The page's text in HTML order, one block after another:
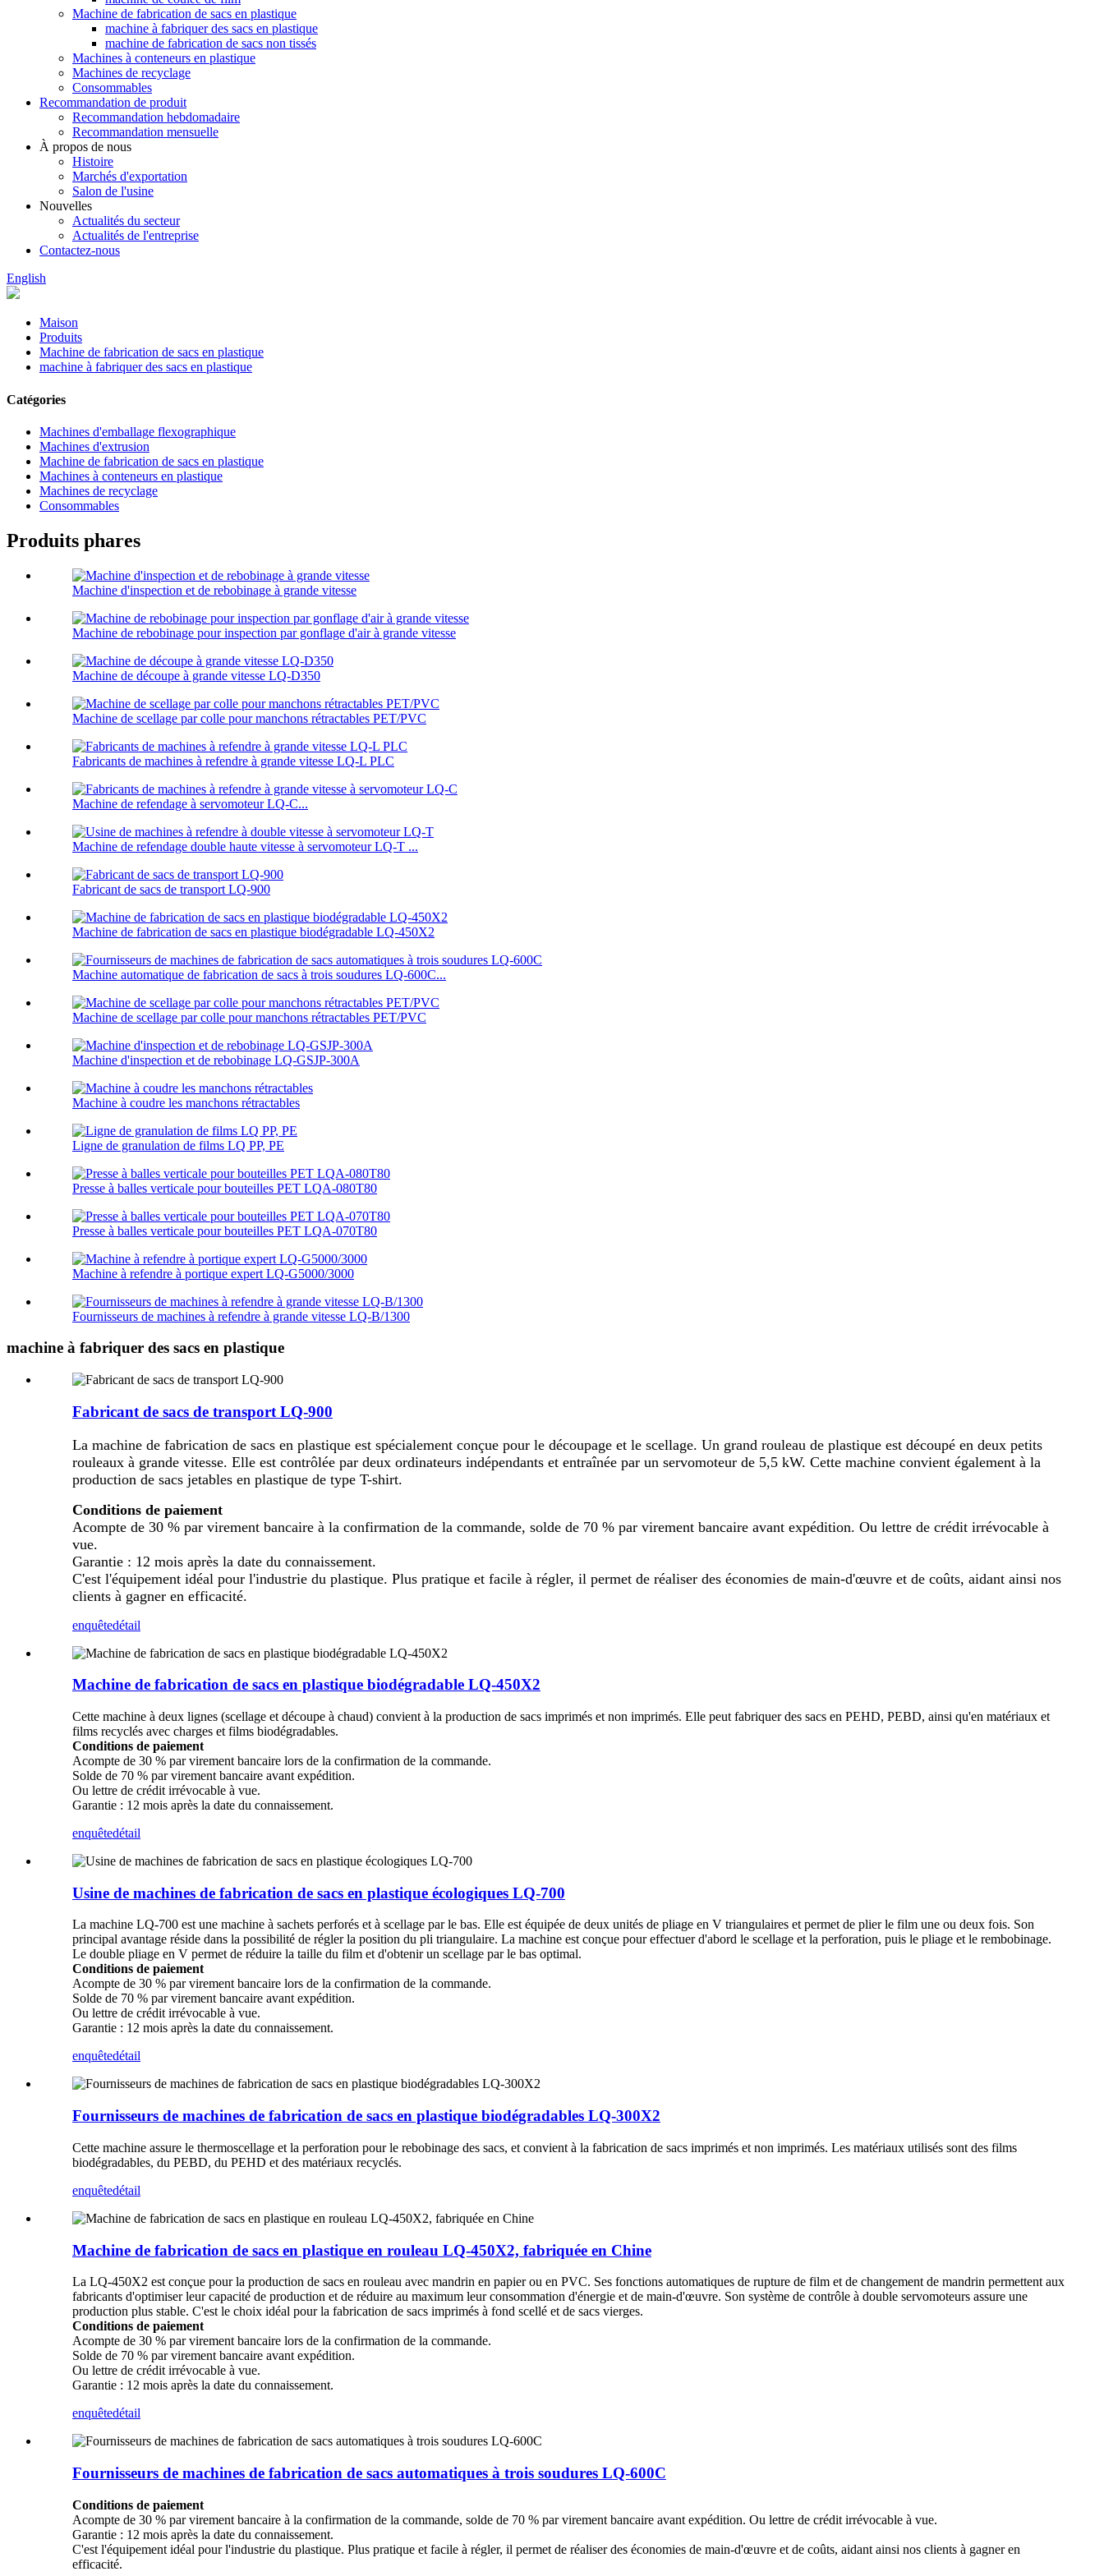
Machine de fabrication de sacs en plastique
machine à fabriquer des sacs en plastique
machine de fabrication de sacs non tissés
Machines à conteneurs en plastique
Machines de recyclage
Consommables
Recommandation de produit
Recommandation hebdomadaire
Recommandation mensuelle
À propos de nous
Histoire
Marchés d'exportation
Salon de l'usine
Nouvelles
Actualités du secteur
Actualités de l'entreprise
Contactez-nous
English
Maison
Produits
Machine de fabrication de sacs en plastique
machine à fabriquer des sacs en plastique
Catégories
Machines d'emballage flexographique
Machines d'extrusion
Machine de fabrication de sacs en plastique
Machines à conteneurs en plastique
Machines de recyclage
Consommables
Produits phares
Machine d'inspection et de rebobinage à grande vitesse
Machine de rebobinage pour inspection par gonflage d'air à grande vitesse
Machine de découpe à grande vitesse LQ-D350
Machine de scellage par colle pour manchons rétractables PET/PVC
Fabricants de machines à refendre à grande vitesse LQ-L PLC
Machine de refendage à servomoteur LQ-C...
Machine de refendage double haute vitesse à servomoteur LQ-T ...
Fabricant de sacs de transport LQ-900
Machine de fabrication de sacs en plastique biodégradable LQ-450X2
Machine automatique de fabrication de sacs à trois soudures LQ-600C...
Machine de scellage par colle pour manchons rétractables PET/PVC
Machine d'inspection et de rebobinage LQ-GSJP-300A
Machine à coudre les manchons rétractables
Ligne de granulation de films LQ PP, PE
Presse à balles verticale pour bouteilles PET LQA-080T80
Presse à balles verticale pour bouteilles PET LQA-070T80
Machine à refendre à portique expert LQ-G5000/3000
Fournisseurs de machines à refendre à grande vitesse LQ-B/1300
machine à fabriquer des sacs en plastique
Fabricant de sacs de transport LQ-900
La machine de fabrication de sacs en plastique est spécialement conçue pour le découpage et le scellage. Un grand rouleau de plastique est découpé en deux petits
rouleaux à grande vitesse. Elle est contrôlée par deux ordinateurs indépendants et entraînée par un servomoteur de 5,5 kW. Cette machine convient également à la
production de sacs jetables en plastique de type T-shirt.
Conditions de paiement
Acompte de 30 % par virement bancaire à la confirmation de la commande, solde de 70 % par virement bancaire avant expédition. Ou lettre de crédit irrévocable à
vue.
Garantie : 12 mois après la date du connaissement.
C'est l'équipement idéal pour l'industrie du plastique. Plus pratique et facile à régler, il permet de réaliser des économies de main-d'œuvre et de coûts, aidant ainsi nos
clients à gagner en efficacité.
enquêtedétail
Machine de fabrication de sacs en plastique biodégradable LQ-450X2
Cette machine à deux lignes (scellage et découpe à chaud) convient à la production de sacs imprimés et non imprimés. Elle peut fabriquer des sacs en PEHD, PEBD, ainsi qu'en matériaux et
films recyclés avec charges et films biodégradables.
Conditions de paiement
Acompte de 30 % par virement bancaire lors de la confirmation de la commande.
Solde de 70 % par virement bancaire avant expédition.
Ou lettre de crédit irrévocable à vue.
Garantie : 12 mois après la date du connaissement.
enquêtedétail
Usine de machines de fabrication de sacs en plastique écologiques LQ-700
La machine LQ-700 est une machine à sachets perforés et à scellage par le bas. Elle est équipée de deux unités de pliage en V triangulaires et permet de plier le film une ou deux fois. Son
principal avantage réside dans la possibilité de régler la position du pli triangulaire. La machine est conçue pour effectuer d'abord le scellage et la perforation, puis le pliage et le rembobinage.
Le double pliage en V permet de réduire la taille du film et d'obtenir un scellage par le bas optimal.
Conditions de paiement
Acompte de 30 % par virement bancaire lors de la confirmation de la commande.
Solde de 70 % par virement bancaire avant expédition.
Ou lettre de crédit irrévocable à vue.
Garantie : 12 mois après la date du connaissement.
enquêtedétail
Fournisseurs de machines de fabrication de sacs en plastique biodégradables LQ-300X2
Cette machine assure le thermoscellage et la perforation pour le rebobinage des sacs, et convient à la fabrication de sacs imprimés et non imprimés. Les matériaux utilisés sont des films
biodégradables, du PEBD, du PEHD et des matériaux recyclés.
enquêtedétail
Machine de fabrication de sacs en plastique en rouleau LQ-450X2, fabriquée en Chine
La LQ-450X2 est conçue pour la production de sacs en rouleau avec mandrin en papier ou en PVC. Ses fonctions automatiques de rupture de film et de changement de mandrin permettent aux
fabricants d'optimiser leur capacité de production et de réduire au maximum leur consommation d'énergie et de main-d'œuvre. Son système de contrôle à double servomoteurs assure une
production plus stable. C'est le choix idéal pour la fabrication de sacs imprimés à fond scellé et de sacs vierges.
Conditions de paiement
Acompte de 30 % par virement bancaire lors de la confirmation de la commande.
Solde de 70 % par virement bancaire avant expédition.
Ou lettre de crédit irrévocable à vue.
Garantie : 12 mois après la date du connaissement.
enquêtedétail
Fournisseurs de machines de fabrication de sacs automatiques à trois soudures LQ-600C
Conditions de paiement
Acompte de 30 % par virement bancaire à la confirmation de la commande, solde de 70 % par virement bancaire avant expédition. Ou lettre de crédit irrévocable à vue.
Garantie : 12 mois après la date du connaissement.
C'est l'équipement idéal pour l'industrie du plastique. Plus pratique et facile à régler, il permet de réaliser des économies de main-d'œuvre et de coûts, aidant ainsi nos clients à gagner en
efficacité.